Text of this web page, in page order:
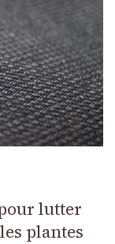
lutter
plantes